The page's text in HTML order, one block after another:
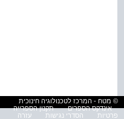
© מטח - המרכז לטכנולוגיה חינוכית
אינדקס הספרים
תקנון הספרייה
פרטיות
הסדרי נגישות עזרה